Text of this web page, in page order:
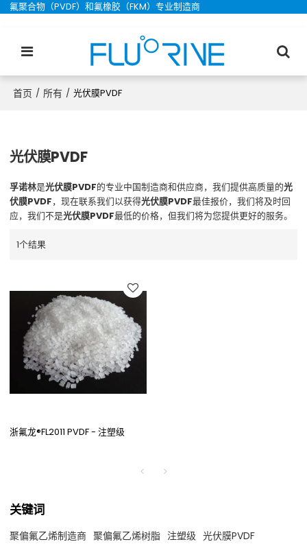
氟聚合物（PVDF）和氟橡胶（FKM）专业制造商
首页 / 所有 / 光伏膜PVDF
光伏膜PVDF
孚诺林是光伏膜PVDF的专业中国制造商和供应商，我们提供高质量的光
伏膜PVDF，现在联系我们以获得光伏膜PVDF最佳报价，我们将及时回
应，我们不是光伏膜PVDF最低的价格，但我们将为您提供更好的服务。
1个结果
浙氟龙®FL2011 PVDF - 注塑级
关键词
聚偏氟乙烯制造商 聚偏氟乙烯树脂 注塑级 光伏膜PVDF